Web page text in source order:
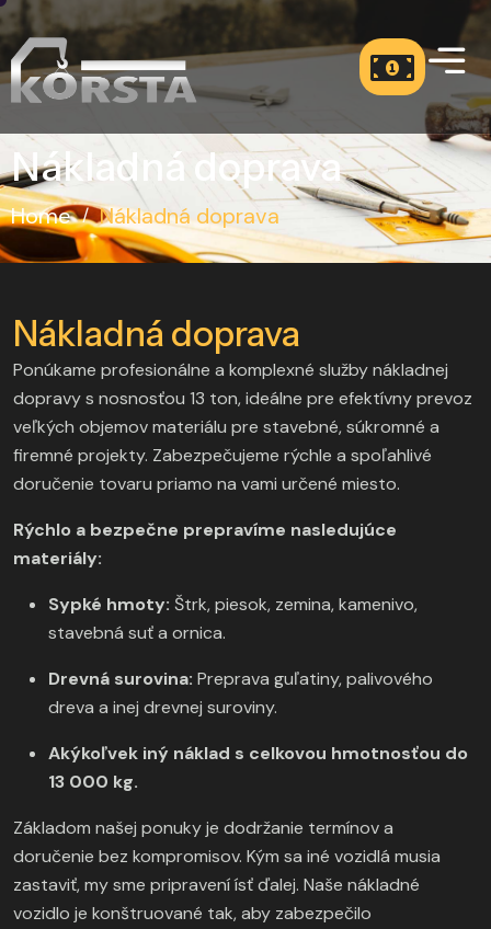
Nákladná doprava
Home / Nákladná doprava
Nákladná doprava
Ponúkame profesionálne a komplexné služby nákladnej
dopravy s nosnosťou 13 ton, ideálne pre efektívny prevoz
veľkých objemov materiálu pre stavebné, súkromné a
firemné projekty. Zabezpečujeme rýchle a spoľahlivé
doručenie tovaru priamo na vami určené miesto.
Rýchlo a bezpečne prepravíme nasledujúce
materiály:
Sypké hmoty: Štrk, piesok, zemina, kamenivo,
stavebná suť a ornica.
Drevná surovina: Preprava guľatiny, palivového
dreva a inej drevnej suroviny.
Akýkoľvek iný náklad s celkovou hmotnosťou do
13 000 kg.
Základom našej ponuky je dodržanie termínov a
doručenie bez kompromisov. Kým sa iné vozidlá musia
zastaviť, my sme pripravení ísť ďalej. Naše nákladné
vozidlo je konštruované tak, aby zabezpečilo